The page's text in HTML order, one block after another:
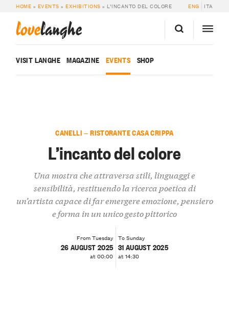
HOME » EVENTS »EXHIBITIONS » L’INCANTO DEL COLORE ENG ITA
lovelanghe
VISIT LANGHE MAGAZINE EVENTS SHOP
CANELLI — RISTORANTE CASA CRIPPA
L’incanto del colore
Una mostra che attraversa stili, linguaggi e
sensibilità, restituendo la ricerca poetica di
un’artista capace di far emergere emozione, pensiero
e forma in un unico gesto pittorico
From Tuesday
26 AUGUST 2025
at 00:00
To Sunday
31 AUGUST 2025
at 14:30